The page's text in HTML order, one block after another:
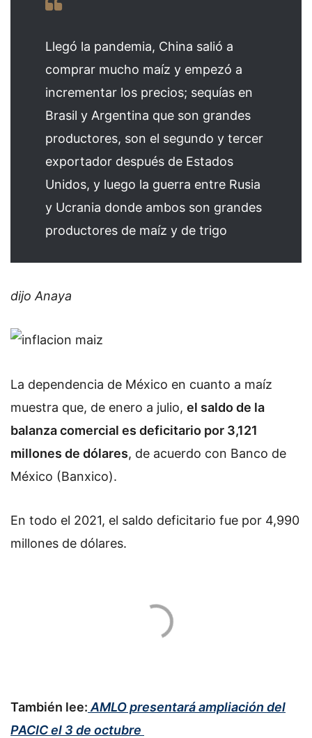
Llegó la pandemia, China salió a
comprar mucho maíz y empezó a
incrementar los precios; sequías en
Brasil y Argentina que son grandes
productores, son el segundo y tercer
exportador después de Estados
Unidos, y luego la guerra entre Rusia
y Ucrania donde ambos son grandes
productores de maíz y de trigo
dijo Anaya
La dependencia de México en cuanto a maíz
muestra que, de enero a julio, el saldo de la
balanza comercial es deficitario por 3,121
millones de dólares, de acuerdo con Banco de
México (Banxico).
En todo el 2021, el saldo deficitario fue por 4,990
millones de dólares.
También lee: AMLO presentará ampliación del
PACIC el 3 de octubre